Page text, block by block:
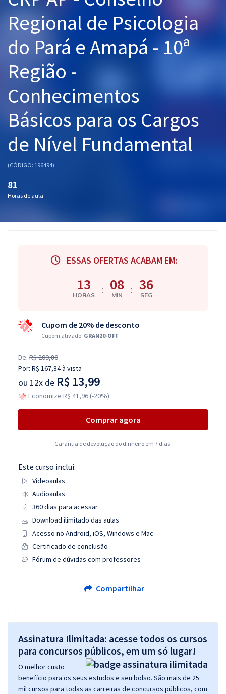
Graduação
Mentorias
Questões grátis
Conteúdo gratuito
Blog
Aprovados
Atendimento
Regional de Psicologia
do Pará e Amapá - 10ª
Região -
Conhecimentos
Básicos para os Cargos
de Nível Fundamental
(CÓDIGO: 196494)
81
Horas de aula
ESSAS OFERTAS ACABAM EM:
13
HORAS : 08
MIN : 35
SEG
Cupom de 20% de desconto
Cupom ativado: GRAN20-OFF
De: R$ 209,80
Por: R$ 167,84à vista
ou 12x de R$ 13,99
Economize R$ 41,96 (-20%)
Comprar agora
Garantia de devolução do dinheiro em 7 dias.
Este curso inclui:
Videoaulas
Audioaulas
360 dias para acessar
Download ilimitado das aulas
Acesso no Android, iOS, Windows e Mac
Certificado de conclusão
Fórum de dúvidas com professores
Compartilhar
Assinatura Ilimitada: acesse todos os cursos
para concursos públicos, em um só lugar!
O melhor custo
benefício para os seus estudos e seu bolso. São mais de 25
mil cursos para todas as carreiras de concursos públicos, com